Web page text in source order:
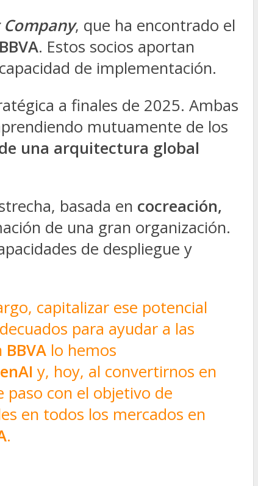
, que ha encontrado el
BBVA. Estos socios aportan
de implementación.
a finales de 2025. Ambas
mutuamente de los
una arquitectura global
basada en cocreación,
de una gran organización.
de despliegue y
capitalizar ese potencial
para ayudar a las
BBVA lo hemos
y, hoy, al convertirnos en
paso con el objetivo de
en todos los mercados en
.